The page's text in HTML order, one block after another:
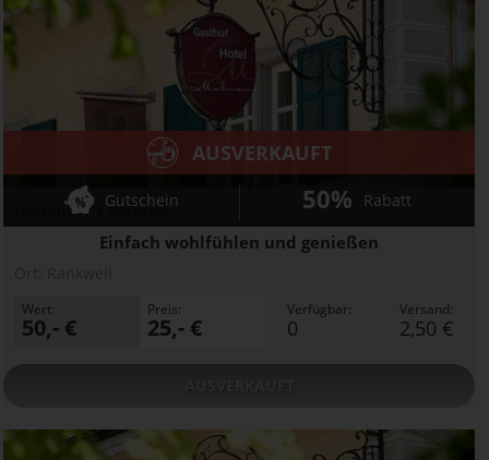
Herburger's Mohren
Einfach wohlfühlen und genießen
AUSVERKAUFT
Gutschein 50% Rabatt
Wert:
50,- €
Preis:
25,- €
Verfügbar:
0
Versand:
2,50 €